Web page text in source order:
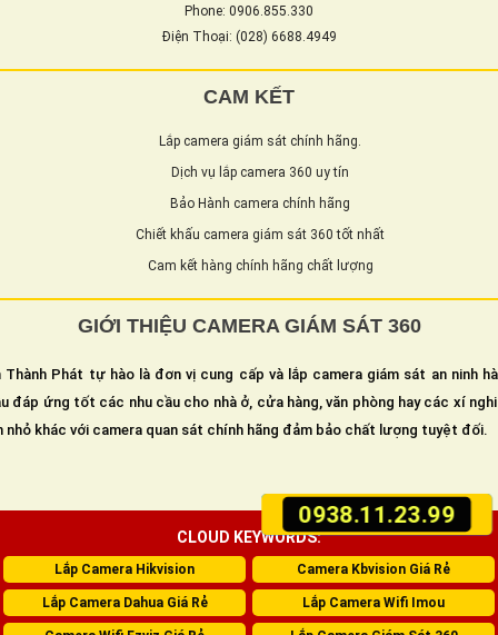
0938.11.23.99
Phone: 0906.855.330
Điện Thoại: (028) 6688.4949
CAM KẾT
Lắp camera giám sát chính hãng.
Dịch vụ lắp camera 360 uy tín
Bảo Hành camera chính hãng
Chiết khấu camera giám sát 360 tốt nhất
Cam kết hàng chính hãng chất lượng
GIỚI THIỆU CAMERA GIÁM SÁT 360
Thành Phát tự hào là đơn vị cung cấp và lắp camera giám sát an ninh
đáp ứng tốt các nhu cầu cho nhà ở, cửa hàng, văn phòng hay các xí
nhỏ khác với camera quan sát chính hãng đảm bảo chất lượng tuyệt đối.
CLOUD KEYWORDS:
Lắp Camera Hikvision Camera Kbvision Giá Rẻ
Lắp Camera Dahua Giá Rẻ Lắp Camera Wifi Imou